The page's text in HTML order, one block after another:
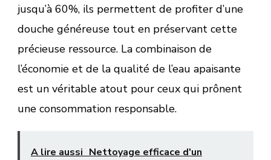
jusqu’à 60%, ils permettent de profiter d’une
douche généreuse tout en préservant cette
précieuse ressource. La combinaison de
l’économie et de la qualité de l’eau apaisante
est un véritable atout pour ceux qui prônent
une consommation responsable.
A lire aussi Nettoyage efficace d'un